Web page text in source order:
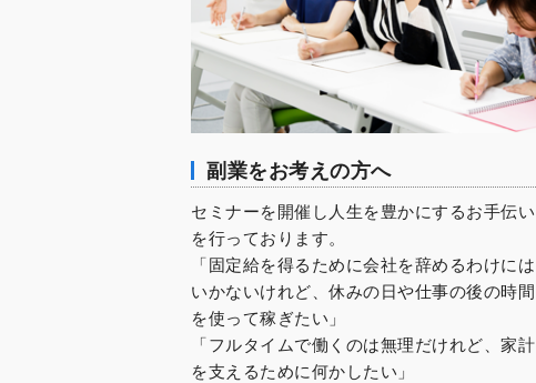
副業をお考えの方へ
セミナーを開催し人生を豊かにするお手伝い
を行っております。
「固定給を得るために会社を辞めるわけには
いかないけれど、休みの日や仕事の後の時間
を使って稼ぎたい」
「フルタイムで働くのは無理だけれど、家計
を支えるために何かしたい」